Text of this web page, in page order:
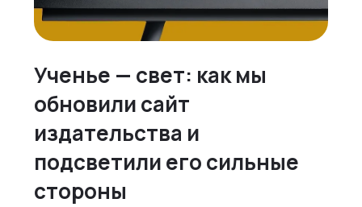
Ученье — свет: как мы
обновили сайт
издательства и
подсветили его сильные
стороны